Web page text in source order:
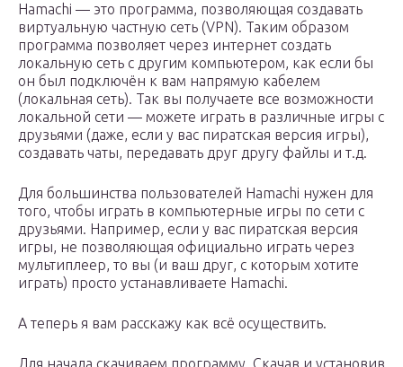
Hamachi — это программа, позволяющая создавать
виртуальную частную сеть (VPN). Таким образом
программа позволяет через интернет создать
локальную сеть с другим компьютером, как если бы
он был подключён к вам напрямую кабелем
(локальная сеть). Так вы получаете все возможности
локальной сети — можете играть в различные игры с
друзьями (даже, если у вас пиратская версия игры),
создавать чаты, передавать друг другу файлы и т.д.
Для большинства пользователей Hamachi нужен для
того, чтобы играть в компьютерные игры по сети с
друзьями. Например, если у вас пиратская версия
игры, не позволяющая официально играть через
мультиплеер, то вы (и ваш друг, с которым хотите
играть) просто устанавливаете Hamachi.
А теперь я вам расскажу как всё осуществить.
Для начала скачиваем программу. Скачав и установив